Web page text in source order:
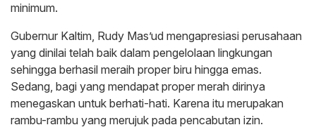
minimum.
Gubernur Kaltim, Rudy Mas’ud mengapresiasi perusahaan
yang dinilai telah baik dalam pengelolaan lingkungan
sehingga berhasil meraih proper biru hingga emas.
Sedang, bagi yang mendapat proper merah dirinya
menegaskan untuk berhati-hati. Karena itu merupakan
rambu-rambu yang merujuk pada pencabutan izin.